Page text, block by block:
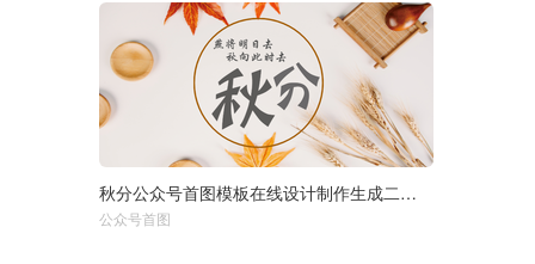
选择尺寸： 1920px 950px 秋分公众号首图模板在线设计制作生成二维码模板图片
公众号首图